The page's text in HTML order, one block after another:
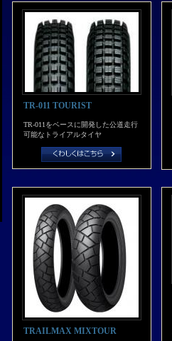
TR-011 TOURIST
TR-011をベースに開発した公道走行
可能なトライアルタイヤ
TRAILMAX MIXTOUR